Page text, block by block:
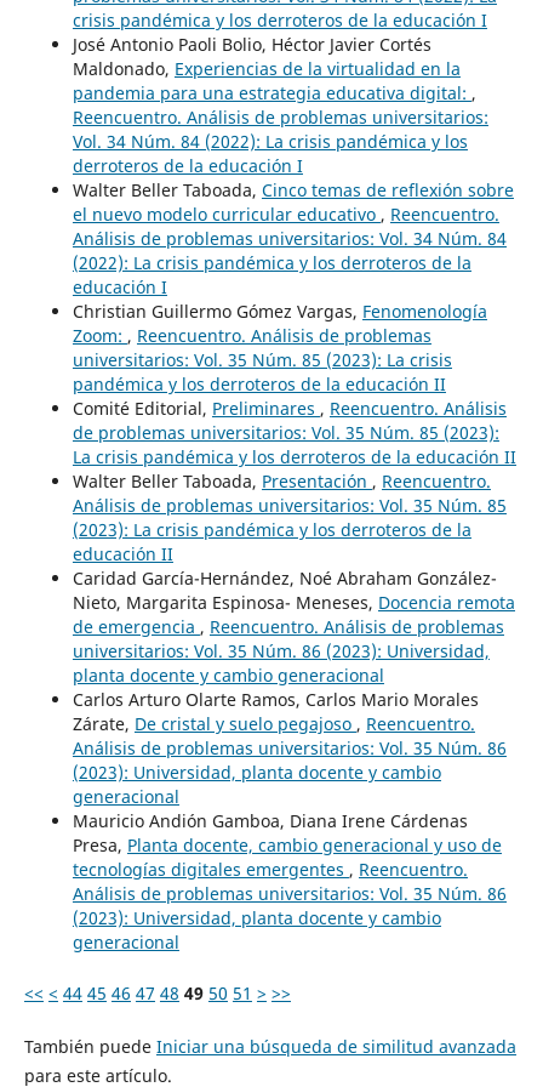
crisis pandémica y los derroteros de la educación I
José Antonio Paoli Bolio, Héctor Javier Cortés
Maldonado, Experiencias de la virtualidad en la
pandemia para una estrategia educativa digital: ,
Reencuentro. Análisis de problemas universitarios:
Vol. 34 Núm. 84 (2022): La crisis pandémica y los
derroteros de la educación I
Walter Beller Taboada, Cinco temas de reflexión sobre
el nuevo modelo curricular educativo , Reencuentro.
Análisis de problemas universitarios: Vol. 34 Núm. 84
(2022): La crisis pandémica y los derroteros de la
educación I
Christian Guillermo Gómez Vargas, Fenomenología
Zoom: , Reencuentro. Análisis de problemas
universitarios: Vol. 35 Núm. 85 (2023): La crisis
pandémica y los derroteros de la educación II
Comité Editorial, Preliminares , Reencuentro. Análisis
de problemas universitarios: Vol. 35 Núm. 85 (2023):
La crisis pandémica y los derroteros de la educación II
Walter Beller Taboada, Presentación , Reencuentro.
Análisis de problemas universitarios: Vol. 35 Núm. 85
(2023): La crisis pandémica y los derroteros de la
educación II
Caridad García-Hernández, Noé Abraham González-
Nieto, Margarita Espinosa- Meneses, Docencia remota
de emergencia , Reencuentro. Análisis de problemas
universitarios: Vol. 35 Núm. 86 (2023): Universidad,
planta docente y cambio generacional
Carlos Arturo Olarte Ramos, Carlos Mario Morales
Zárate, De cristal y suelo pegajoso , Reencuentro.
Análisis de problemas universitarios: Vol. 35 Núm. 86
(2023): Universidad, planta docente y cambio
generacional
Mauricio Andión Gamboa, Diana Irene Cárdenas
Presa, Planta docente, cambio generacional y uso de
tecnologías digitales emergentes , Reencuentro.
Análisis de problemas universitarios: Vol. 35 Núm. 86
(2023): Universidad, planta docente y cambio
generacional
<< < 44 45 46 47 48 49 50 51 > >>
También puede Iniciar una búsqueda de similitud avanzada
para este artículo.